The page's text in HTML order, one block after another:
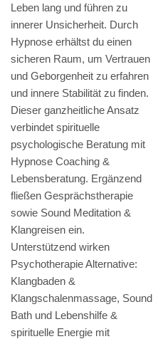
Leben lang und führen zu
innerer Unsicherheit. Durch
Hypnose erhältst du einen
sicheren Raum, um Vertrauen
und Geborgenheit zu erfahren
und innere Stabilität zu finden.
Dieser ganzheitliche Ansatz
verbindet spirituelle
psychologische Beratung mit
Hypnose Coaching &
Lebensberatung. Ergänzend
fließen Gesprächstherapie
sowie Sound Meditation &
Klangreisen ein.
Unterstützend wirken
Psychotherapie Alternative:
Klangbaden &
Klangschalenmassage, Sound
Bath und Lebenshilfe &
spirituelle Energie mit